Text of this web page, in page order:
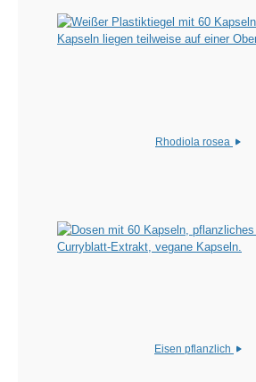
Rhodiola rosea
Eisen pflanzlich